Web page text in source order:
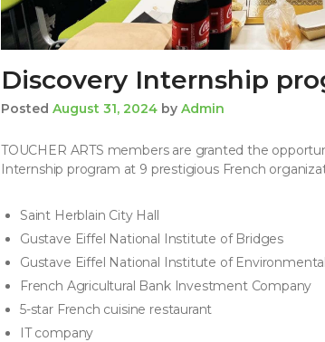
Discovery Internship
Posted August 31, 2024 by Admin
TOUCHER ARTS members are granted the
Internship program at 9 prestigious French
Saint Herblain City Hall
Gustave Eiffel National Institute of Bridges
Gustave Eiffel National Institute of
French Agricultural Bank Investment Company
5-star French cuisine restaurant
IT company